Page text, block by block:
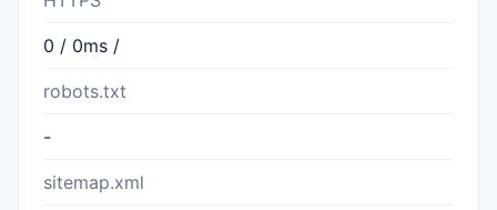
0 / 0ms /
robots.txt
-
sitemap.xml